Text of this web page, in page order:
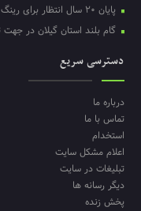
پایان ۲۰ سال انتظار برای رینگ دور شهر رشت
گام بلند استان گیلان در
دسترسی سریع
درباره ما
تماس با ما
استخدام
اعلام مشکل سایت
تبلیغات در سایت
دیگر رسانه ها
پخش زنده